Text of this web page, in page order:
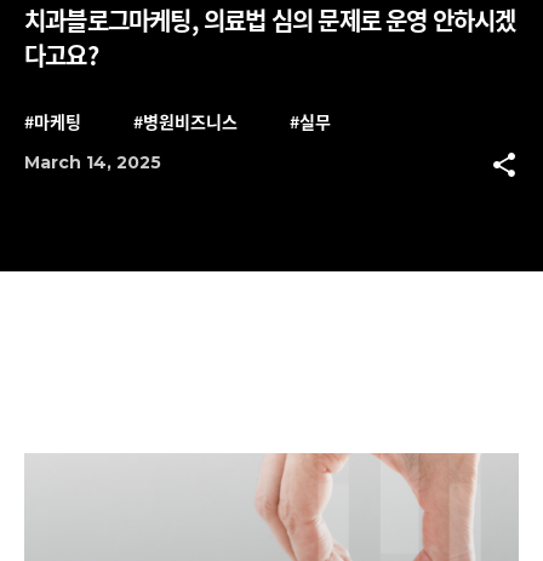
치과블로그마케팅, 의료법 심의 문제로 운영 안하시겠
다고요?
#마케팅 #병원비즈니스 #실무
March 14, 2025 share